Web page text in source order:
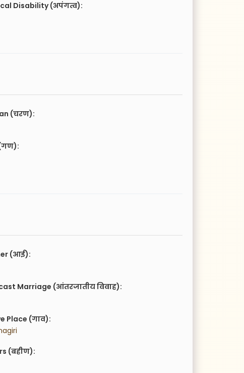
Disability (अपंगत्व):
(चरण):
(आई):
Marriage (आंतरजातीय विवाह):
Place (गाव):
(बहीण):